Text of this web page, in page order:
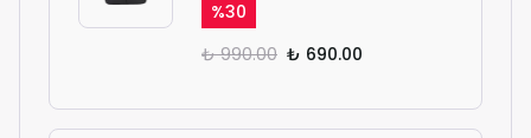
%30
₺ 990.00 ₺ 690.00